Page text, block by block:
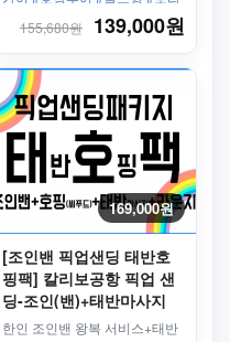
다.
카이 #조인선셋세일링 #픽업샌
딩 #왕복 #칼리보공항 #보라카
비스
155,680원 139,000원
169,000원
[조인밴 픽업샌딩 태반호
핑팩] 칼리보공항 픽업 샌
딩-조인(밴)+태반마사지
+호핑투어(씨푸드)+라운지
한인 조인밴 왕복 서비스+태반